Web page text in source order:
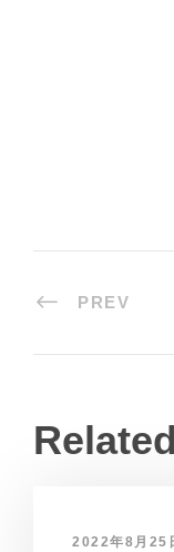
PREV
2022年8月25